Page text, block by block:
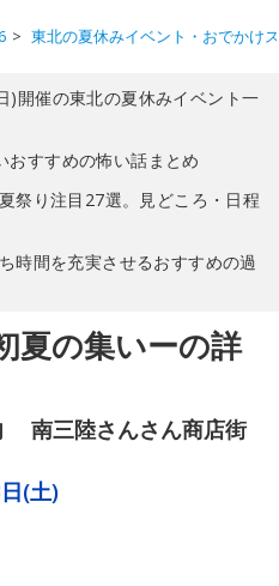
東北の夏休みイベント・おでかけ
)開催の東北の夏休みイベント一
おすすめの怖い話まとめ
祭り注目27選。見どころ・日程
時間を充実させるおすすめの過
夏の集いーの詳
南三陸さんさん商店街
(土)